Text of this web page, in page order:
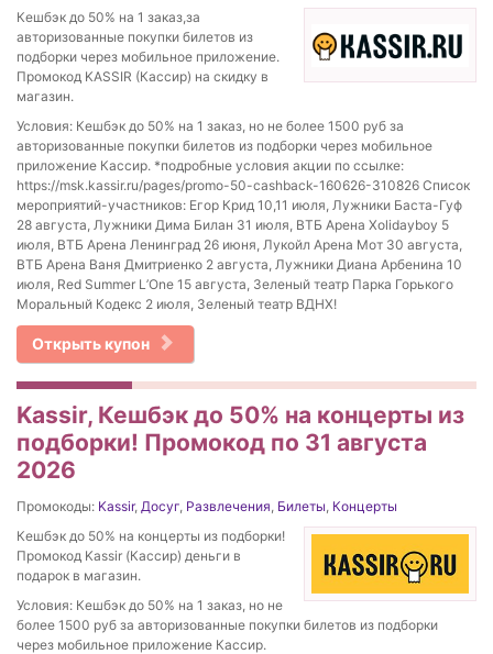
Кешбэк до 50% на 1 заказ,за
авторизованные покупки билетов из
подборки через мобильное приложение.
Промокод KASSIR (Кассир) на скидку в
магазин.
Условия: Кешбэк до 50% на 1 заказ, но не более 1500 руб за
авторизованные покупки билетов из подборки через мобильное
приложение Кассир. *подробные условия акции по ссылке:
https://msk.kassir.ru/pages/promo-50-cashback-160626-310826 Список
мероприятий-участников: Егор Крид 10,11 июля, Лужники Баста-Гуф
28 августа, Лужники Дима Билан 31 июля, ВТБ Арена Xolidayboy 5
июля, ВТБ Арена Ленинград 26 июня, Лукойл Арена Мот 30 августа,
ВТБ Арена Ваня Дмитриенко 2 августа, Лужники Диана Арбенина 10
июля, Red Summer L’One 15 августа, Зеленый театр Парка Горького
Моральный Кодекс 2 июля, Зеленый театр ВДНХ!
Открыть купон
Kassir, Кешбэк до 50% на концерты из
подборки! Промокод по 31 августа
2026
Промокоды: Kassir, Досуг, Развлечения, Билеты, Концерты
Кешбэк до 50% на концерты из подборки!
Промокод Kassir (Кассир) деньги в
подарок в магазин.
Условия: Кешбэк до 50% на 1 заказ, но не
более 1500 руб за авторизованные покупки билетов из подборки
через мобильное приложение Кассир.